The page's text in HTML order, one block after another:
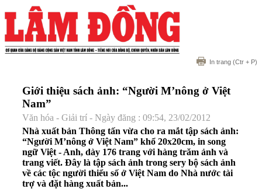
In trang (Ctr + P)
Giới thiệu sách ảnh: “Người M’nông ở Việt
Nam”
Văn hóa - Giải trí - Ngày đăng : 09:54, 23/02/2012
Nhà xuất bản Thông tấn vừa cho ra mắt tập sách ảnh:
“Người M’nông ở Việt Nam” khổ 20x20cm, in song
ngữ Việt - Anh, dày 176 trang với hàng trăm ảnh và
trang viết. Đây là tập sách ảnh trong sery bộ sách ảnh
về các tộc người thiểu số ở Việt Nam do Nhà nước tài
trợ và đặt hàng xuất bản...